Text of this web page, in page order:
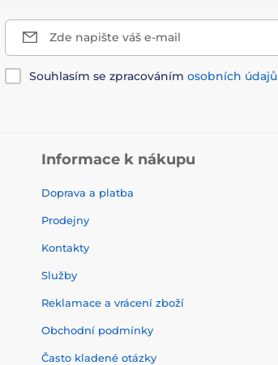
Zde napište váš e-mail
Souhlasím se zpracováním osobních údajů
Informace k nákupu
Doprava a platba
Prodejny
Kontakty
Služby
Reklamace a vrácení zboží
Obchodní podmínky
Často kladené otázky